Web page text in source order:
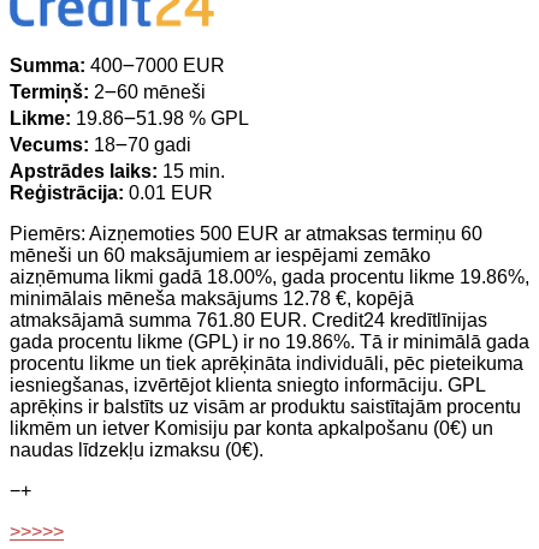
Summa: 400౼7000 EUR
Termiņš: 2౼60 mēneši
Likme: 19.86౼51.98 % GPL
Vecums: 18౼70 gadi
Apstrādes laiks: 15 min.
Reģistrācija: 0.01 EUR
Piemērs: Aizņemoties 500 EUR ar atmaksas termiņu 60
mēneši un 60 maksājumiem ar iespējami zemāko
aizņēmuma likmi gadā 18.00%, gada procentu likme 19.86%,
minimālais mēneša maksājums 12.78 €, kopējā
atmaksājamā summa 761.80 EUR. Credit24 kredītlīnijas
gada procentu likme (GPL) ir no 19.86%. Tā ir minimālā gada
procentu likme un tiek aprēķināta individuāli, pēc pieteikuma
iesniegšanas, izvērtējot klienta sniegto informāciju. GPL
aprēķins ir balstīts uz visām ar produktu saistītajām procentu
likmēm un ietver Komisiju par konta apkalpošanu (0€) un
naudas līdzekļu izmaksu (0€).
−+
>>>>>